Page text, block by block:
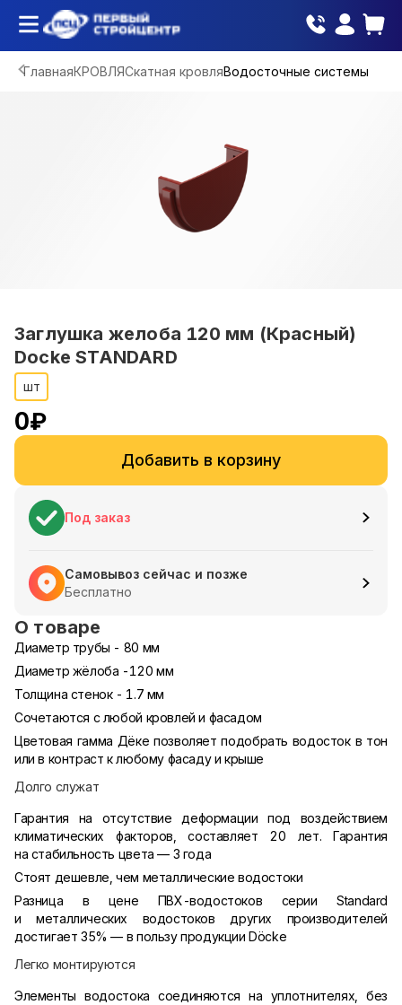
ГлавнаяКРОВЛЯСкатная кровляВодосточные системы
Заглушка желоба 120 мм (Красный)
Docke STANDARD
шт
0₽
Добавить в корзину
Под заказ
Самовывоз сейчас и позже
Бесплатно
О товаре
Диаметр трубы - 80 мм
Диаметр жёлоба -120 мм
Толщина стенок - 1.7 мм
Сочетаются с любой кровлей и фасадом
Цветовая гамма Дёке позволяет подобрать водосток в тон
или в контраст к любому фасаду и крыше
Долго служат
Гарантия на отсутствие деформации под воздействием
климатических факторов, составляет 20 лет. Гарантия
на стабильность цвета — 3 года
Стоят дешевле, чем металлические водостоки
Разница в цене ПВХ-водостоков серии Standard
и металлических водостоков других производителей
достигает 35% — в пользу продукции Döcke
Легко монтируются
Элементы водостока соединяются на уплотнителях, без